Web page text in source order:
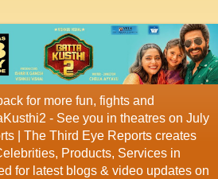
for more fun, fights and
- See you in theatres on July
| The Third Eye Reports creates
Products, Services in
for latest blogs & video updates on